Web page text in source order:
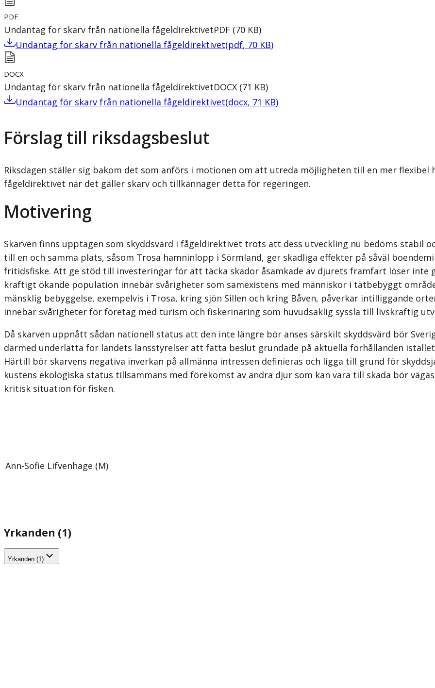
PDF
Undantag för skarv från nationella fågeldirektivetPDF (70 KB)
Undantag för skarv från nationella fågeldirektivet(pdf, 70 KB)
DOCX
Undantag för skarv från nationella fågeldirektivetDOCX (71 KB)
Undantag för skarv från nationella fågeldirektivet(docx, 71 KB)
Förslag till riksdagsbeslut
Riksdagen ställer sig bakom det som anförs i motionen om att utreda möjligheten till en mer
fågeldirektivet när det gäller skarv och tillkännager detta för regeringen.
Motivering
Skarven finns upptagen som skyddsvärd i fågeldirektivet trots att dess utveckling nu bedöms stabil
till en och samma plats, såsom Trosa hamninlopp i Sörmland, ger skadliga effekter på såväl
fritidsfiske. Att ge stöd till investeringar för att täcka skador åsamkade av djurets framfart löser inte
kraftigt ökande population innebär svårigheter som samexistens med människor i tätbebyggt
mänsklig bebyggelse, exempelvis i Trosa, kring sjön Sillen och kring Båven, påverkar intilliggan­de
innebär svårigheter för företag med turism och fiskerinäring som huvudsaklig syssla till livskraftig
Då skarven uppnått sådan nationell status att den inte längre bör anses särskilt skyddsvärd bör
därmed under­lätta för landets länsstyrelser att fatta beslut grundade på aktuella förhållanden
Härtill bör skarvens negativa inverkan på allmänna intressen definieras och ligga till grund för
kustens ekologiska status tillsammans med förekomst av andra djur som kan vara till skada bör
kritisk situation för fisken.
Ann-Sofie Lifvenhage (M)
Yrkanden (1)
Yrkanden (1)